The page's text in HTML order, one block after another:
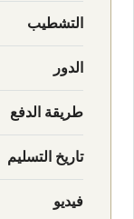
التشطيب
الدور
طريقة الدفع
تاريخ التسليم
فيديو